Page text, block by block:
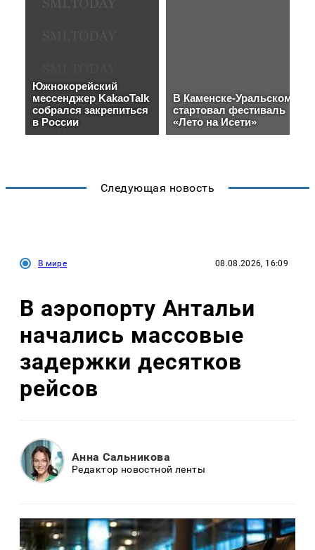
Следующая новость
В мире 08.08.2026, 16:09
В аэропорту Антальи
начались массовые
задержки десятков
рейсов
Анна Сальникова
Редактор новостной ленты